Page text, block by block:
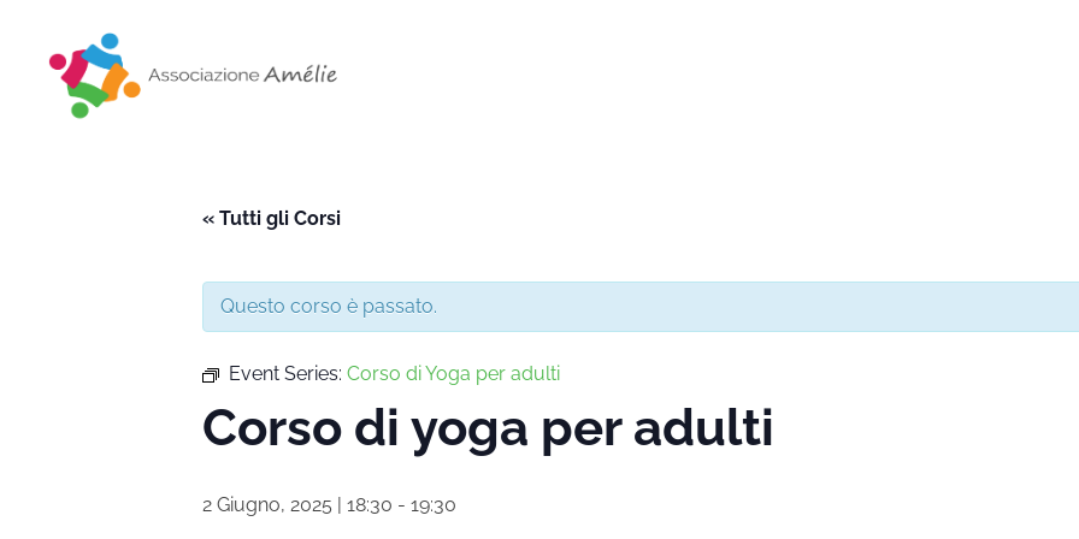
« Tutti gli Corsi
Questo corso è passato.
Event Series: Corso di Yoga per adulti
Corso di yoga per adulti
2 Giugno, 2025 | 18:30 - 19:30